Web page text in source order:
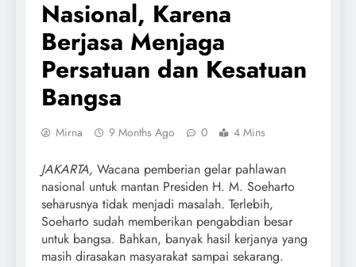
Nasional, Karena
Berjasa Menjaga
Persatuan dan Kesatuan
Bangsa
Mirna 9 Months Ago 0 4 Mins
JAKARTA, Wacana pemberian gelar pahlawan
nasional untuk mantan Presiden H. M. Soeharto
seharusnya tidak menjadi masalah. Terlebih,
Soeharto sudah memberikan pengabdian besar
untuk bangsa. Bahkan, banyak hasil kerjanya yang
masih dirasakan masyarakat sampai sekarang.